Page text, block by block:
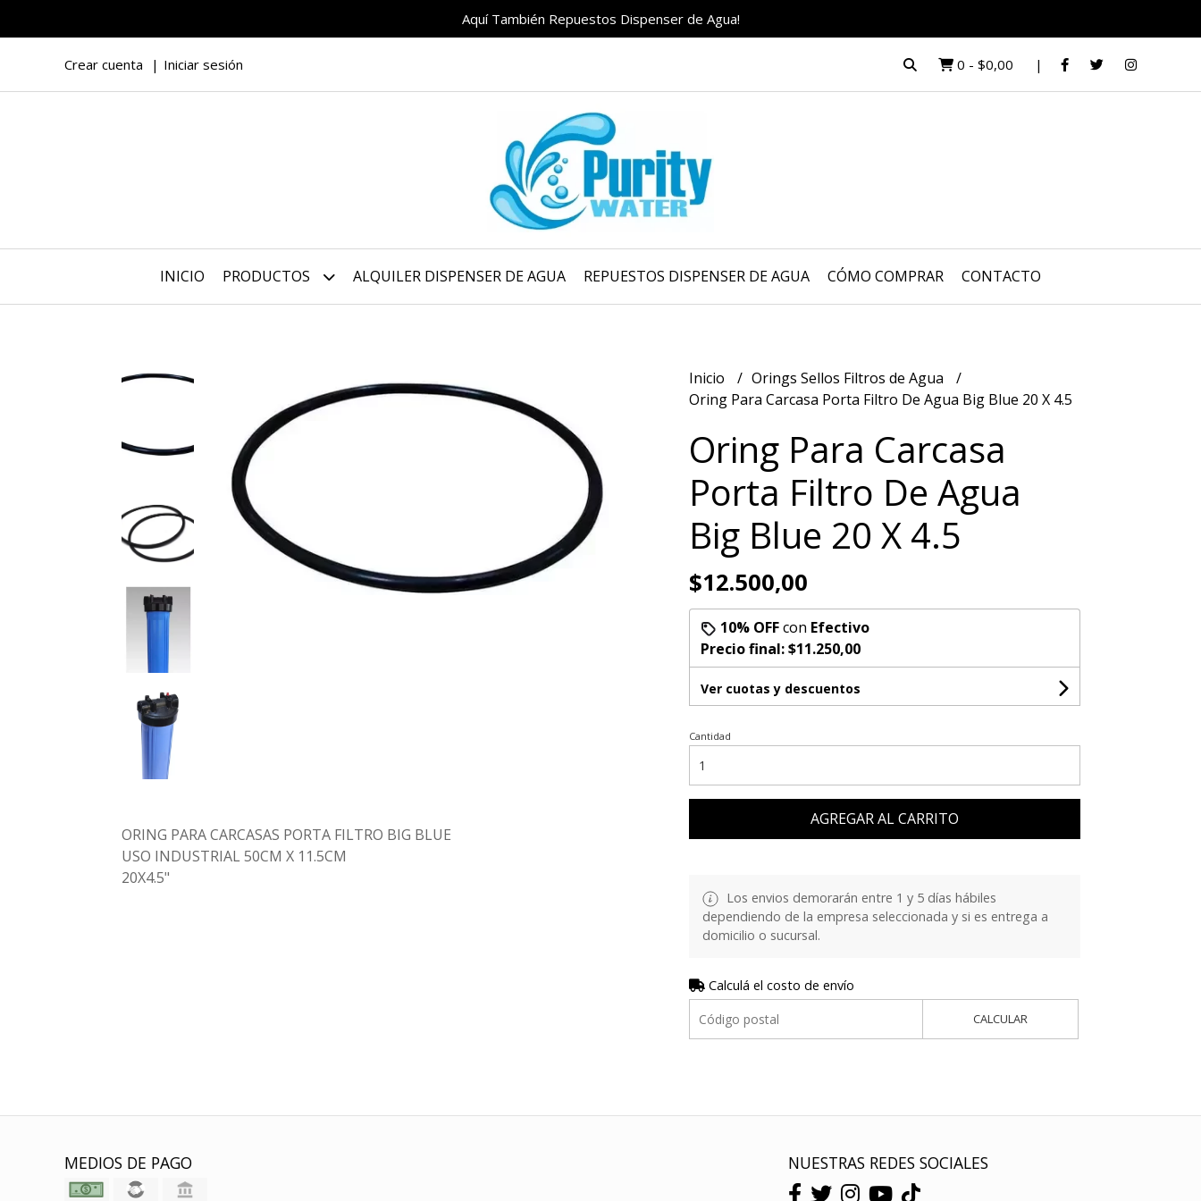
Aquí También Repuestos Dispenser de Agua!
Crear cuenta Iniciar sesión 0 - $0,00
INICIO PRODUCTOS ALQUILER DISPENSER DE AGUA REPUESTOS DISPENSER DE AGUA CÓMO COMPRAR CONTACTO
ORING PARA CARCASAS PORTA FILTRO BIG BLUE
USO INDUSTRIAL 50CM X 11.5CM
20X4.5"
Inicio
Orings Sellos Filtros de Agua
Oring Para Carcasa Porta Filtro De Agua Big Blue 20 X 4.5
Oring Para Carcasa
Porta Filtro De Agua
Big Blue 20 X 4.5
$12.500,00
10% OFFcon Efectivo
Precio final:$11.250,00
Ver cuotas y descuentos
Cantidad
AGREGAR AL CARRITO
Los envios demorarán entre 1 y 5 días hábiles
dependiendo de la empresa seleccionada y si es entrega a
domicilio o sucursal.
Calculá el costo de envío
CALCULAR
MEDIOS DE PAGO NUESTRAS REDES SOCIALES